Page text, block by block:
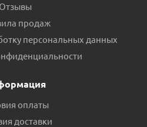
Отзывы
продаж
персональных данных
оплаты
доставки